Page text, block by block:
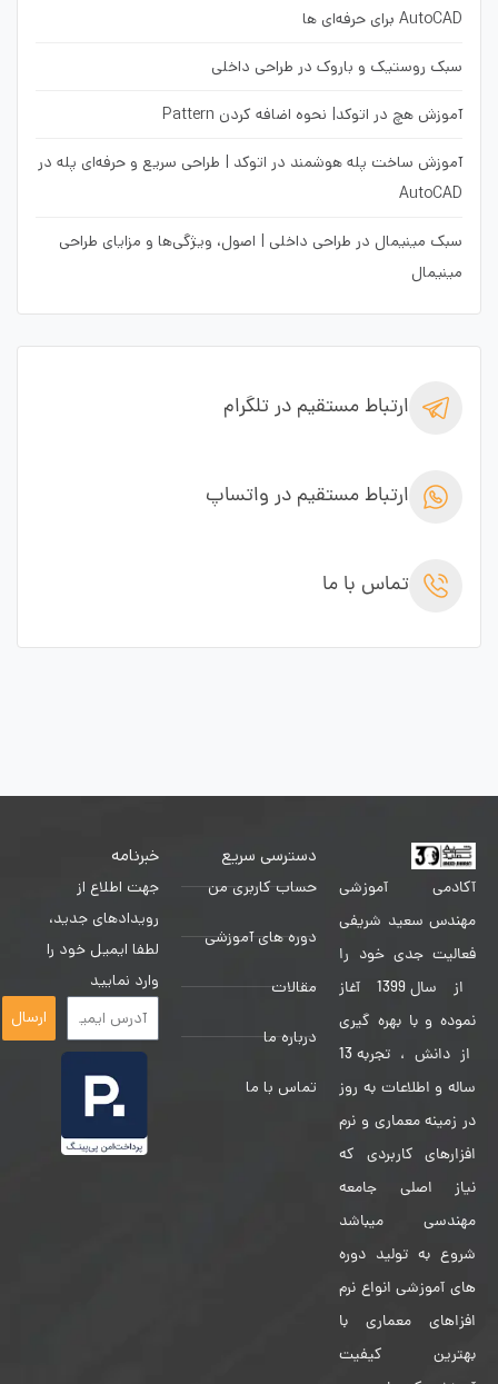
AutoCAD برای حرفه‌ای ها
سبک روستیک و باروک در طراحی داخلی
آموزش هچ در اتوکد| نحوه اضافه کردن Pattern
آموزش ساخت پله هوشمند در اتوکد | طراحی سریع و حرفه‌ای پله در
AutoCAD
سبک مینیمال در طراحی داخلی | اصول، ویژگی‌ها و مزایای طراحی
مینیمال
ارتباط مستقیم در تلگرام
ارتباط مستقیم در واتساپ
تماس با ما
آکادمی آموزشی
مهندس سعید شریفی
فعالیت جدی خود را
از سال 1399 آغاز
نموده و با بهره گیری
از دانش ، تجربه 13
ساله و اطلاعات به روز
در زمینه معماری و نرم
افزارهای کاربردی که
نیاز اصلی جامعه
مهندسی میباشد
شروع به تولید دوره
های آموزشی انواع نرم
افزاهای معماری با
بهترین کیفیت
دسترسی سریع
حساب کاربری من
دوره های آموزشی
مقالات
درباره ما
تماس با ما
خبرنامه
جهت اطلاع از
رویدادهای جدید،
لطفا ایمیل خود را
وارد نمایید
ارسال